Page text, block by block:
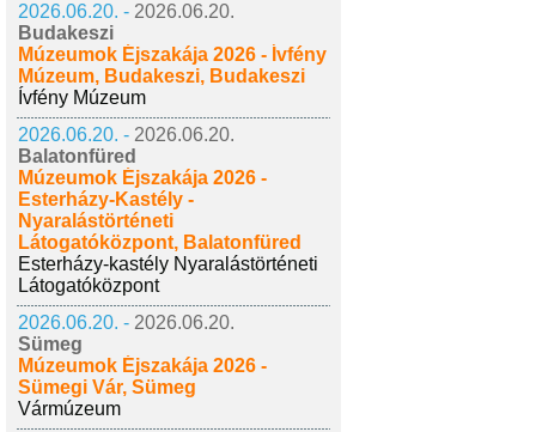
2026.06.20. - 2026.06.20.
Budakeszi
Múzeumok Éjszakája 2026 - Ívfény
Múzeum, Budakeszi, Budakeszi
Ívfény Múzeum
2026.06.20. - 2026.06.20.
Balatonfüred
Múzeumok Éjszakája 2026 -
Esterházy-Kastély -
Nyaralástörténeti
Látogatóközpont, Balatonfüred
Esterházy-kastély Nyaralástörténeti
Látogatóközpont
2026.06.20. - 2026.06.20.
Sümeg
Múzeumok Éjszakája 2026 -
Sümegi Vár, Sümeg
Vármúzeum